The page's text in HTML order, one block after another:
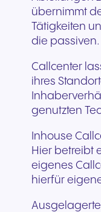
übernimmt
Tätigkeiten
die passiven.
Callcenter
ihres
genutzten
Inhouse
Hier betreibt
eigenes
hierfür